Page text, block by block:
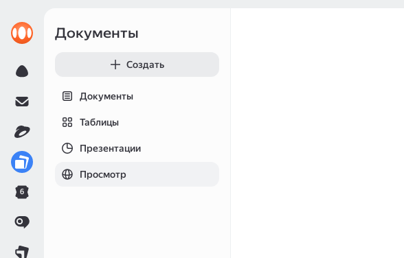
6
Документы
Создать
Документы
Таблицы
Презентации
Просмотр